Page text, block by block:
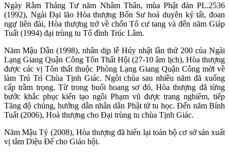
Ngày Rằm Tháng Tư năm Nhâm Thân, mùa Phật đản PL.2536
(1992), Ngài Đại lão Hòa thượng Bổn Sư hoá duyên ký tất, đoan
ngự liên đài, Hòa thượng trở về chốn Tổ cư tang và đến năm Giáp
Tuất (1994) đại trùng tu Tổ đình Trúc Lâm.
Năm Mậu Dần (1998), nhân dịp lễ Húy nhật lần thứ 200 của Ngài
Lạng Giang Quận Công Tôn Thất Hội (27-10 âm lịch), Hòa thượng
được các vị Tôn thất thuộc Phòng Lạng Giang Quận Công mời về
làm Trú Trì Chùa Tịnh Giác. Ngôi chùa sau nhiều năm đã xuống
cấp trầm trọng. Từ trong buổi hoang sơ đó, Hòa thượng đã từng
bước khắc phục kiến tạo ngôi Phạm vũ được trang nghiêm, tiếp
Tăng độ chúng, hướng dẫn nhân dân Phật tử tu học. Đến năm Bính
Tuất (2006), Hoà thượng cho Đại trùng tu chùa Tịnh Giác.
Năm Mậu Tý (2008), Hòa thượng đã hiến lại toàn bộ cơ sở sản xuất
vị tâm Diệu Đế cho Giáo hội.